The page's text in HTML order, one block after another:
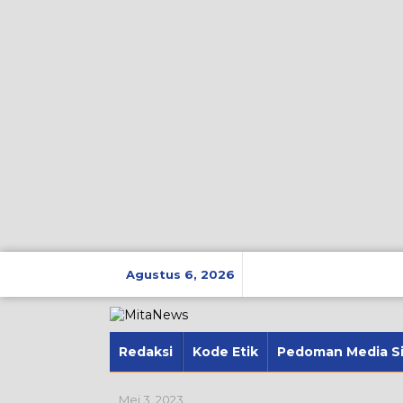
Agustus 6, 2026
Redaksi Kode Etik Pedoman Media
Mei 3, 2023